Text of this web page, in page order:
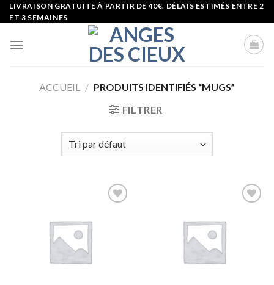
Skip
to
LIVRAISON GRATUITE À PARTIR DE 40€. DÉLAIS ESTIMÉS ENTRE 2
ET 3 SEMAINES
ACCUEIL / PRODUITS IDENTIFIÉS “MUGS”
FILTRER